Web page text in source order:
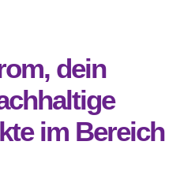
dein
im Bereich